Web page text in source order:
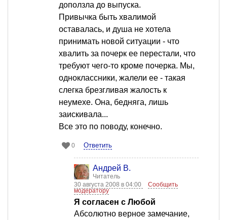
доползла до выпуска.
Привычка быть хвалимой
оставалась, и душа не хотела
принимать новой ситуации - что
хвалить за почерк ее перестали, что
требуют чего-то кроме почерка. Мы,
одноклассники, жалели ее - такая
слегка брезгливая жалость к
неумехе. Она, бедняга, лишь
заискивала...
Все это по поводу, конечно.
0 Ответить
Андрей В.
Читатель
30 августа 2008 в 04:00
Сообщить
модератору
Я согласен с Любой
Абсолютно верное замечание,